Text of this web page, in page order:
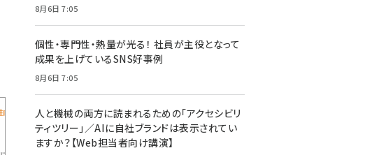
8月6日 7:05
個性・専門性・熱量が光る！ 社員が主役となって
成果を上げているSNS好事例
8月6日 7:05
人と機械の両方に読まれるための「アクセシビリ
ティツリー」／AIに自社ブランドは表示されてい
ますか？【Web担当者向け講演】